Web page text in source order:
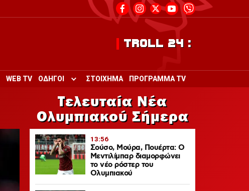
TROLL 24 :
WEB TV
ΟΔΗΓΟΙ
Toggle submenu for ΟΔΗΓΟΙ
ΣΤΟΙΧΗΜΑ ΠΡΟΓΡΑΜΜΑ TV
Τελευταία Νέα
Ολυμπιακού Σήμερα
13:56
Σούσο, Μούρα, Πουέρτα: Ο
Μεντιλίμπαρ διαμορφώνει
το νέο ρόστερ του
Ολυμπιακού